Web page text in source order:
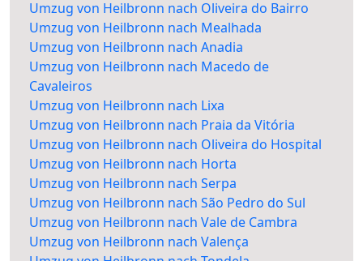
Umzug von Heilbronn nach Oliveira do Bairro
Umzug von Heilbronn nach Mealhada
Umzug von Heilbronn nach Anadia
Umzug von Heilbronn nach Macedo de
Cavaleiros
Umzug von Heilbronn nach Lixa
Umzug von Heilbronn nach Praia da Vitória
Umzug von Heilbronn nach Oliveira do Hospital
Umzug von Heilbronn nach Horta
Umzug von Heilbronn nach Serpa
Umzug von Heilbronn nach São Pedro do Sul
Umzug von Heilbronn nach Vale de Cambra
Umzug von Heilbronn nach Valença